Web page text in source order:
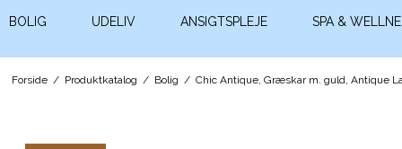
BOLIG UDELIV ANSIGTSPLEJE SPA &
Forside / Produktkatalog / Bolig / Chic Antique, Græskar m. guld, Antique